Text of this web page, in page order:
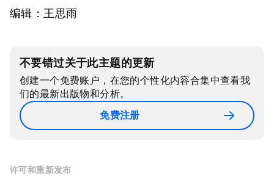
编辑：王思雨
不要错过关于此主题的更新
创建一个免费账户，在您的个性化内容合集中查看我
们的最新出版物和分析。
免费注册
许可和重新发布